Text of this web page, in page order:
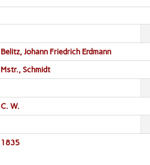
Belitz, Johann Friedrich Erdmann
Mstr., Schmidt
C. W.
1835